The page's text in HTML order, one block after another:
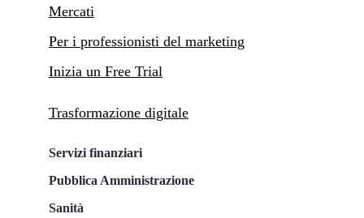
Mercati
Per i professionisti del marketing
Inizia un Free Trial
Trasformazione digitale
Servizi finanziari
Pubblica Amministrazione
Sanità